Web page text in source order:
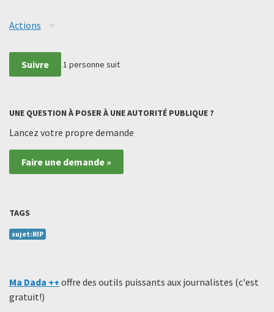
Actions
Suivre 1 personne suit
UNE QUESTION À POSER À UNE AUTORITÉ PUBLIQUE ?
Lancez votre propre demande
Faire une demande »
TAGS
sujet:RIP
Ma Dada ++ offre des outils puissants aux journalistes (c'est
gratuit!)